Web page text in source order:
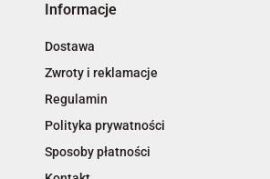
Informacje
Dostawa
Zwroty i reklamacje
Regulamin
Polityka prywatności
Sposoby płatności